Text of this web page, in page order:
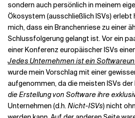
sondern auch persönlich in meinem
Ökosystem (ausschließlich ISVs) erlebt
mich, dass ein Branchenriese zu einer
Schlussfolgerung gelangt ist. Vor ein
einer Konferenz europäischer ISVs
Jedes Unternehmen ist ein
wurde mein Vorschlag mit einer
aufgenommen, da die meisten ISVs der
die Erstellung von Software ihre
Unternehmen (d.h.Nicht-ISVs) nicht